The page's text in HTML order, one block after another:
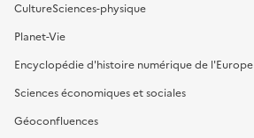
CultureSciences-physique
Planet-Vie
Encyclopédie d'histoire numérique de l'Europe
Sciences économiques et sociales
Géoconfluences